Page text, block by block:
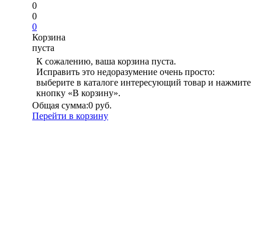
0
0
0
Корзина
пуста
К сожалению, ваша корзина пуста.
Исправить это недоразумение очень просто:
выберите в каталоге интересующий товар и нажмите
кнопку «В корзину».
Общая сумма:0 руб.
Перейти в корзину